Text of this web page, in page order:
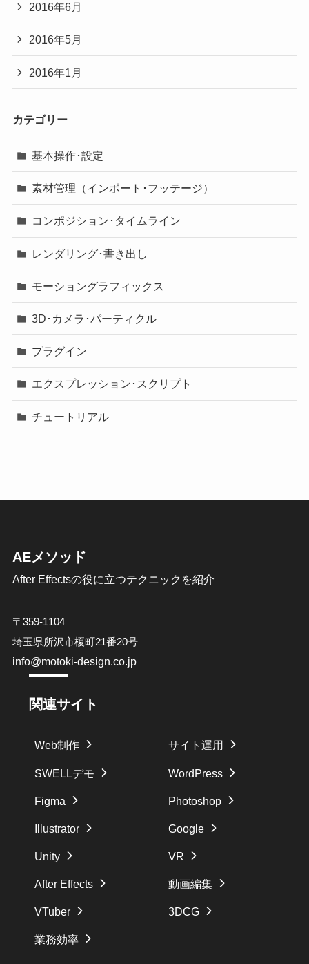
2016年6月
2016年5月
2016年1月
カテゴリー
基本操作･設定
素材管理（インポート･フッテージ）
コンポジション･タイムライン
レンダリング･書き出し
モーショングラフィックス
3D･カメラ･パーティクル
プラグイン
エクスプレッション･スクリプト
チュートリアル
AEメソッド
After Effectsの役に立つテクニックを紹介
〒359-1104
埼玉県所沢市榎町21番20号
info@motoki-design.co.jp
関連サイト
Web制作 サイト運用
SWELLデモ WordPress
Figma Photoshop
Illustrator Google
Unity VR
After Effects 動画編集
VTuber 3DCG
業務効率